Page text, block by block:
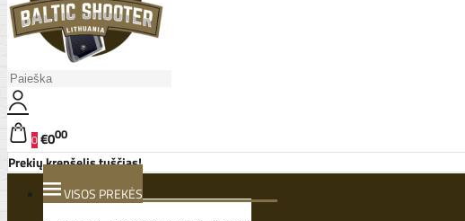
0€000
Prekių krepšelis tuščias!
VISOS PREKĖS